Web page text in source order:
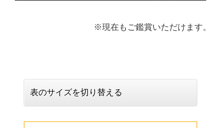
※現在もご鑑賞いただけます。
表のサイズを切り替える